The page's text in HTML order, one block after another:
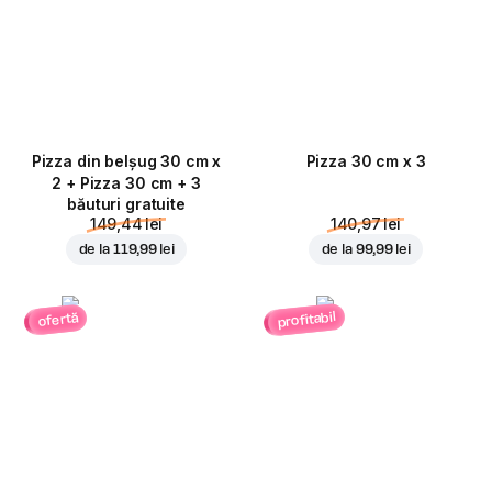
Pizza din belșug 30 cm x
2 + Pizza 30 cm + 3
băuturi gratuite
149,44 lei
de la 119,99 lei
Pizza 30 cm x 3
140,97 lei
de la 99,99 lei
ofertă profitabil